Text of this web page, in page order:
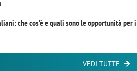
che cos’è e quali sono le opportunità per i
VEDI TUTTE